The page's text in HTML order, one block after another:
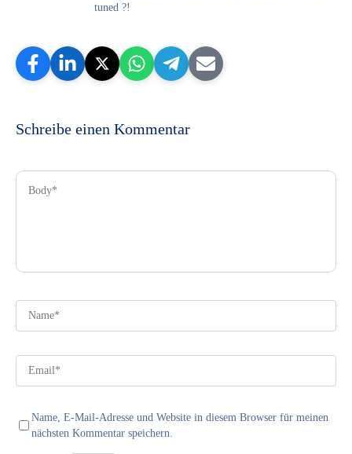
tuned ?!
Schreibe einen Kommentar
Name, E-Mail-Adresse und Website in diesem Browser für meinen
nächsten Kommentar speichern.